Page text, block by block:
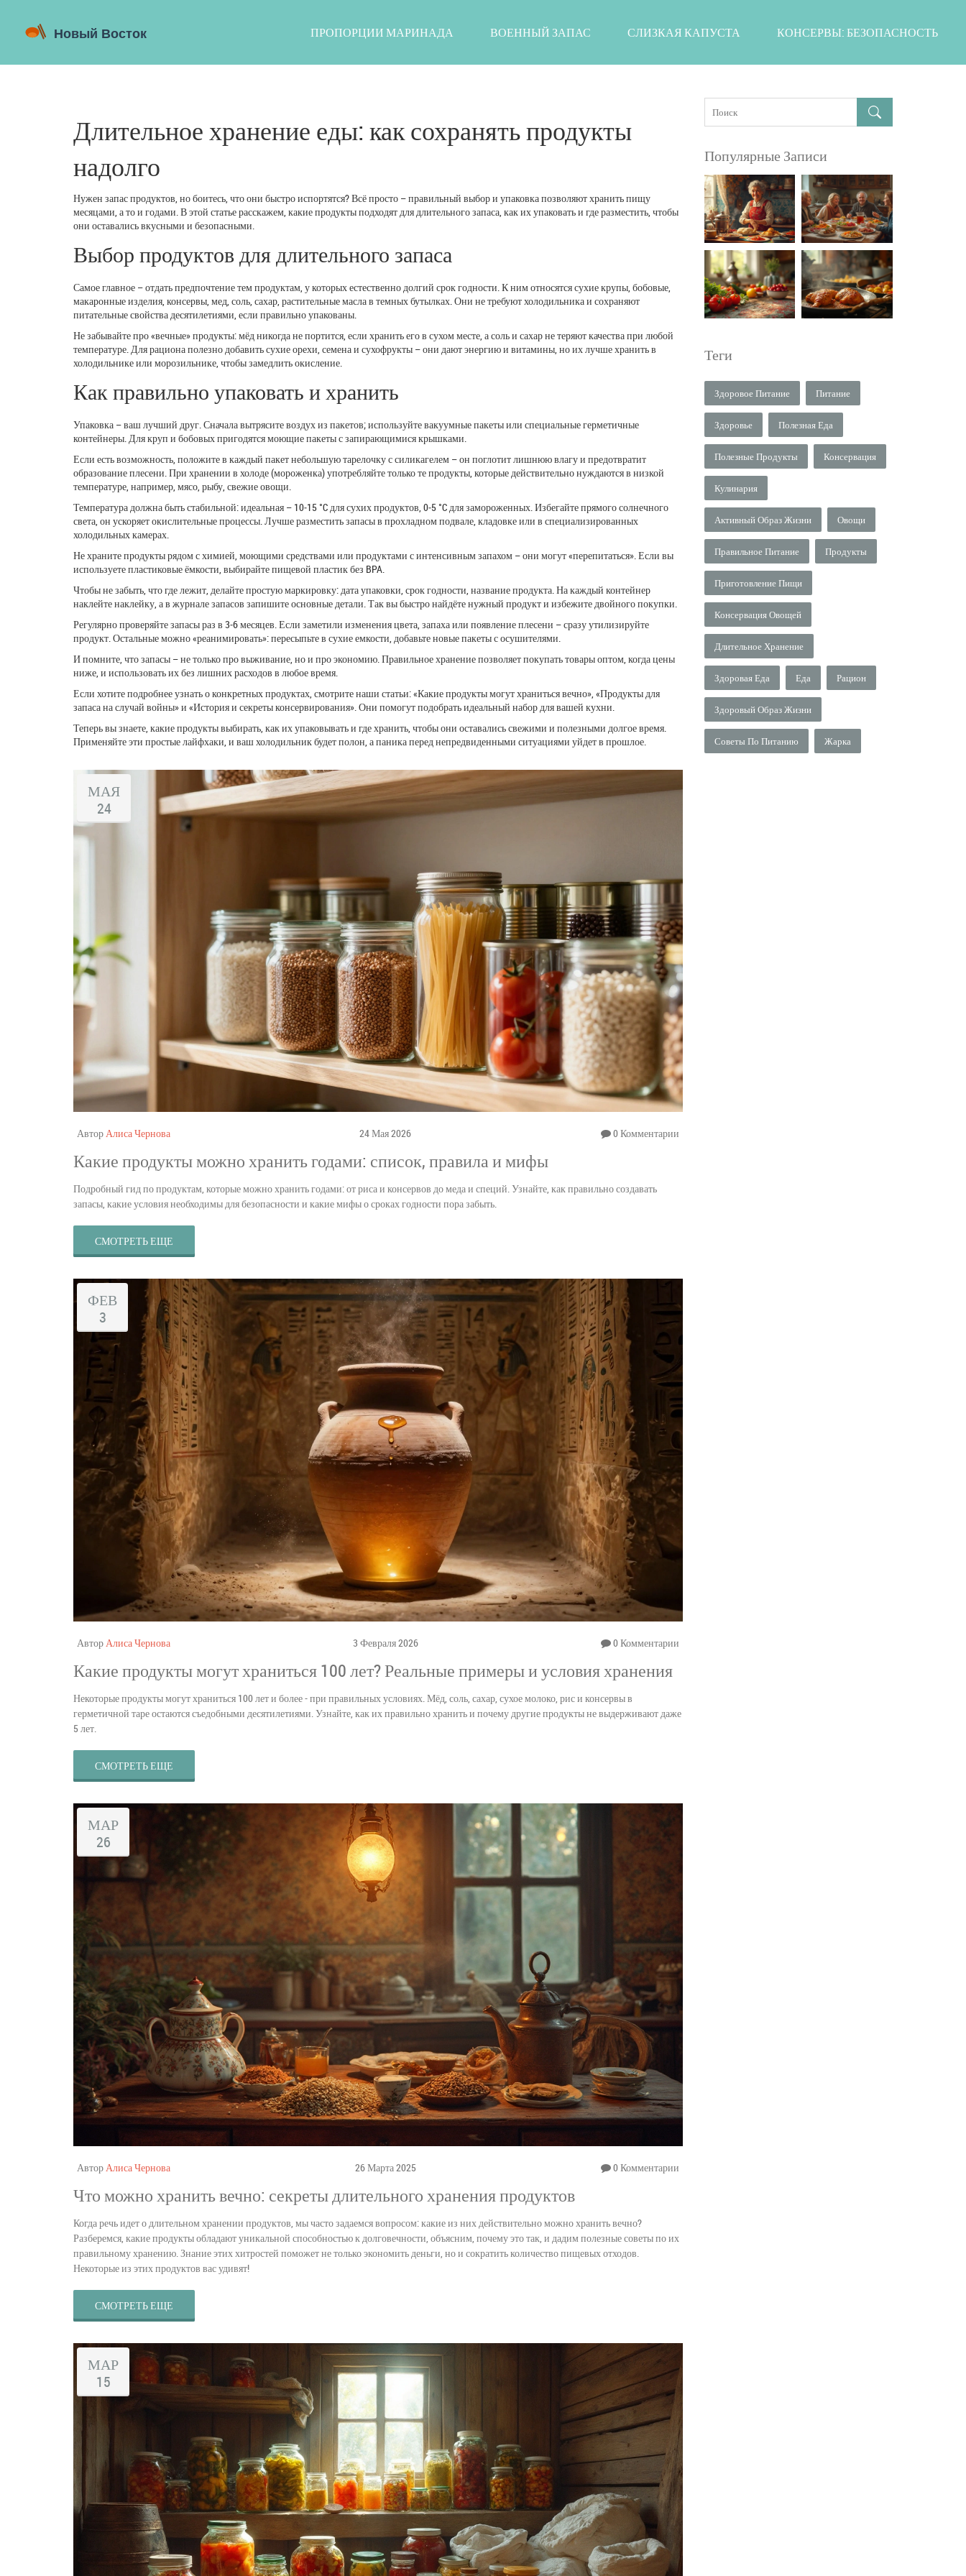
ПРОПОРЦИИ МАРИНАДА ВОЕННЫЙ ЗАПАС СЛИЗКАЯ КАПУСТА КОНСЕРВЫ: БЕЗОПАСНОСТЬ
Длительное хранение еды: как сохранять продукты
надолго
Нужен запас продуктов, но боитесь, что они быстро испортятся? Всё просто – правильный выбор и упаковка позволяют хранить пищу
месяцами, а то и годами. В этой статье расскажем, какие продукты подходят для длительного запаса, как их упаковать и где разместить, чтобы
они оставались вкусными и безопасными.
Выбор продуктов для длительного запаса
Самое главное – отдать предпочтение тем продуктам, у которых естественно долгий срок годности. К ним относятся сухие крупы, бобовые,
макаронные изделия, консервы, мед, соль, сахар, растительные масла в темных бутылках. Они не требуют холодильника и сохраняют
питательные свойства десятилетиями, если правильно упакованы.
Не забывайте про «вечные» продукты: мёд никогда не портится, если хранить его в сухом месте, а соль и сахар не теряют качества при любой
температуре. Для рациона полезно добавить сухие орехи, семена и сухофрукты – они дают энергию и витамины, но их лучше хранить в
холодильнике или морозильнике, чтобы замедлить окисление.
Как правильно упаковать и хранить
Упаковка – ваш лучший друг. Сначала вытрясите воздух из пакетов; используйте вакуумные пакеты или специальные герметичные
контейнеры. Для круп и бобовых пригодятся моющие пакеты с запирающимися крышками.
Если есть возможность, положите в каждый пакет небольшую тарелочку с силикагелем – он поглотит лишнюю влагу и предотвратит
образование плесени. При хранении в холоде (мороженка) употребляйте только те продукты, которые действительно нуждаются в низкой
температуре, например, мясо, рыбу, свежие овощи.
Температура должна быть стабильной: идеальная – 10‑15 °C для сухих продуктов, 0‑5 °C для замороженных. Избегайте прямого солнечного
света, он ускоряет окислительные процессы. Лучше разместить запасы в прохладном подвале, кладовке или в специализированных
холодильных камерах.
Не храните продукты рядом с химией, моющими средствами или продуктами с интенсивным запахом – они могут «перепитаться». Если вы
используете пластиковые ёмкости, выбирайте пищевой пластик без BPA.
Чтобы не забыть, что где лежит, делайте простую маркировку: дата упаковки, срок годности, название продукта. На каждый контейнер
наклейте наклейку, а в журнале запасов запишите основные детали. Так вы быстро найдёте нужный продукт и избежите двойного покупки.
Регулярно проверяйте запасы раз в 3‑6 месяцев. Если заметили изменения цвета, запаха или появление плесени – сразу утилизируйте
продукт. Остальные можно «реанимировать»: пересыпьте в сухие емкости, добавьте новые пакеты с осушителями.
И помните, что запасы – не только про выживание, но и про экономию. Правильное хранение позволяет покупать товары оптом, когда цены
ниже, и использовать их без лишних расходов в любое время.
Если хотите подробнее узнать о конкретных продуктах, смотрите наши статьи: «Какие продукты могут храниться вечно», «Продукты для
запаса на случай войны» и «История и секреты консервирования». Они помогут подобрать идеальный набор для вашей кухни.
Теперь вы знаете, какие продукты выбирать, как их упаковывать и где хранить, чтобы они оставались свежими и полезными долгое время.
Применяйте эти простые лайфхаки, и ваш холодильник будет полон, а паника перед непредвиденными ситуациями уйдет в прошлое.
МАЯ
24
АвторАлиса Чернова 24 Мая 2026 0 Комментарии
Какие продукты можно хранить годами: список, правила и мифы
Подробный гид по продуктам, которые можно хранить годами: от риса и консервов до меда и специй. Узнайте, как правильно создавать
запасы, какие условия необходимы для безопасности и какие мифы о сроках годности пора забыть.
СМОТРЕТЬ ЕЩЕ
ФЕВ
3
АвторАлиса Чернова 3 Февраля 2026 0 Комментарии
Какие продукты могут храниться 100 лет? Реальные примеры и условия хранения
Некоторые продукты могут храниться 100 лет и более - при правильных условиях. Мёд, соль, сахар, сухое молоко, рис и консервы в
герметичной таре остаются съедобными десятилетиями. Узнайте, как их правильно хранить и почему другие продукты не выдерживают даже
5 лет.
СМОТРЕТЬ ЕЩЕ
МАР
26
Автор Алиса Чернова 26 Марта 2025 0 Комментарии
Что можно хранить вечно: секреты длительного хранения продуктов
Когда речь идет о длительном хранении продуктов, мы часто задаемся вопросом: какие из них действительно можно хранить вечно?
Разберемся, какие продукты обладают уникальной способностью к долговечности, объясним, почему это так, и дадим полезные советы по их
правильному хранению. Знание этих хитростей поможет не только экономить деньги, но и сократить количество пищевых отходов.
Некоторые из этих продуктов вас удивят!
СМОТРЕТЬ ЕЩЕ
МАР
15
Популярные Записи
Теги
Здоровое Питание Питание
Здоровье Полезная Еда
Полезные Продукты Консервация
Кулинария
Активный Образ Жизни Овощи
Правильное Питание Продукты
Приготовление Пищи
Консервация Овощей
Длительное Хранение
Здоровая Еда Еда Рацион
Здоровый Образ Жизни
Советы По Питанию Жарка